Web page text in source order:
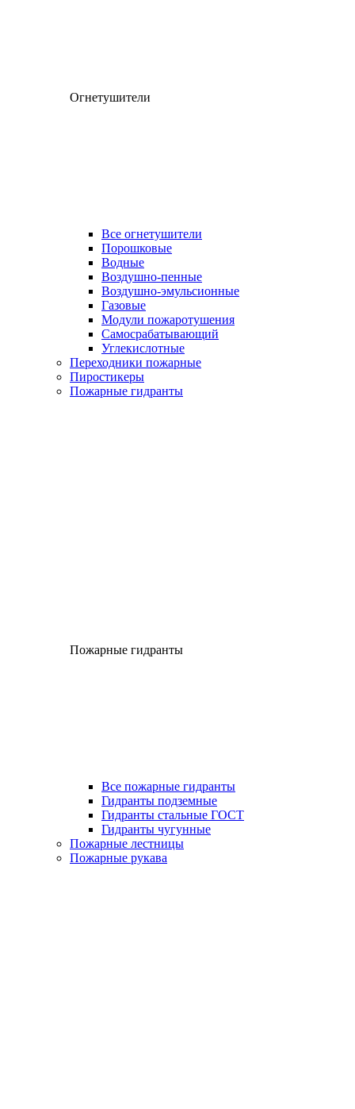
Огнетушители
Все огнетушители
Порошковые
Водные
Воздушно-пенные
Воздушно-эмульсионные
Газовые
Модули пожаротушения
Самосрабатывающий
Углекислотные
Переходники пожарные
Пиростикеры
Пожарные гидранты
Пожарные гидранты
Все пожарные гидранты
Гидранты подземные
Гидранты стальные ГОСТ
Гидранты чугунные
Пожарные лестницы
Пожарные рукава